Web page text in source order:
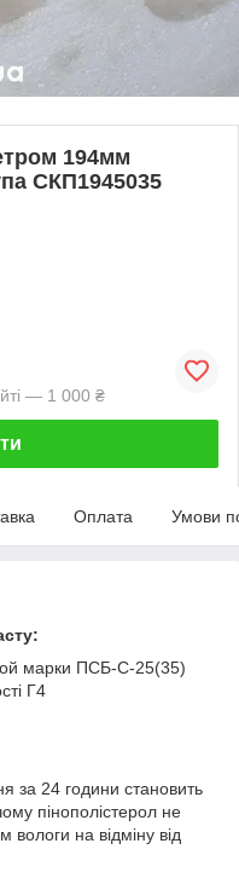
194мм
СКП1945035
— 1 000 ₴
Оплата Умови
марки ПСБ-С-25(35)
Г4
за 24 години становить
пінополістерол не
вологи на відміну від